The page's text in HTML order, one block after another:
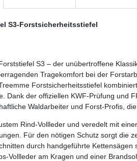
S3-Forstsicherheitsstiefel
S3 – der unübertroffene
Tragekomfort bei der
Forstsicherheitsstiefel
Dank der offiziellen KWF-Prüfung und
Waldarbeiter und Forst-Profis,
Rind-Vollleder und veredelt mit
Für den nötigen Schutz sorgt die
durch handgeführte Kettensägen
Vollleder am Kragen und einer